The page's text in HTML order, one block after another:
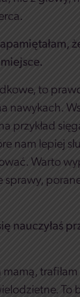
to
nawykach.
przykład
nam lepiej
Warto
sprawy,
nauczyłaś
mamą,
To